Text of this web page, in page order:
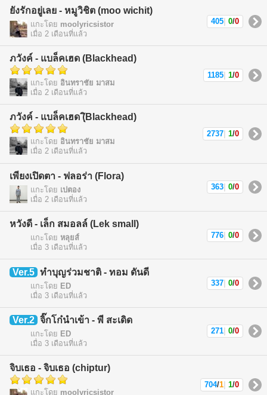
ยังรักอยู่เลย - หมูวิชิต (moo wichit)
แกะโดย moolyricsistor
เมื่อ 2 เดือนที่แล้ว
405 0/0
ภวังค์ - แบล็คเฮด (Blackhead)
แกะโดย อินทราชัย มาสม
เมื่อ 2 เดือนที่แล้ว
1185 1/0
ภวังค์ - แบล็คเฮด (ฺิBlackhead)
แกะโดย อินทราชัย มาสม
เมื่อ 2 เดือนที่แล้ว
2737 1/0
เพียงเปิดตา - ฟลอร่า (Flora)
แกะโดย เปตอง
เมื่อ 2 เดือนที่แล้ว
363 0/0
หวังดี - เล็ก สมอลล์ (Lek small)
แกะโดย หลุยส์
เมื่อ 3 เดือนที่แล้ว
776 0/0
Ver.5 ทำบุญร่วมชาติ - ทอม ดันดี
แกะโดย ED
เมื่อ 3 เดือนที่แล้ว
337 0/0
Ver.2 จิ๊กโก๋นำเข้า - พี สะเดิด
แกะโดย ED
เมื่อ 3 เดือนที่แล้ว
271 0/0
จิบเธอ - จิบเธอ (chiptur)
แกะโดย moolyricsistor
704/1 1/0